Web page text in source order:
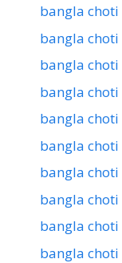
bangla choti
bangla choti
bangla
bangla
bangla choti
bangla
bangla choti
bangla choti
bangla choti
bangla choti